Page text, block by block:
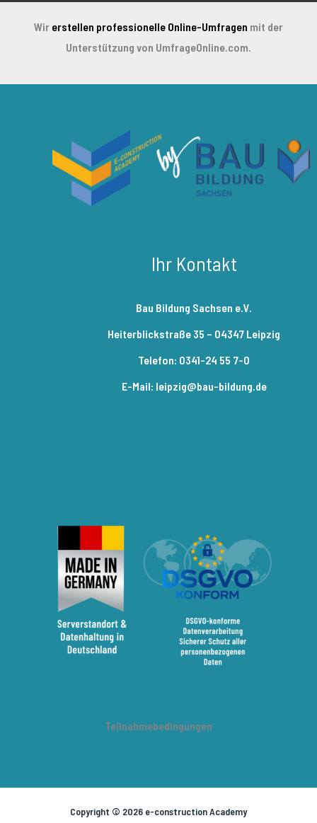
Wir erstellen professionelle Online-Umfragen mit der
Unterstützung von UmfrageOnline.com.
Ihr Kontakt
Bau Bildung Sachsen e.V.
Heiterblickstraße 35 – 04347 Leipzig
Telefon: 0341-24 55 7-0
E-Mail: leipzig@bau-bildung.de
Teilnahmebedingungen
Copyright © 2026 e-construction Academy